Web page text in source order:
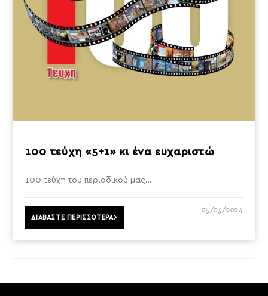
100 τεύχη «5+1» κι ένα ευχαριστώ
100 τεύχη του περιοδικού μας…
ΔΙΑΒΑΣΤΕ ΠΕΡΙΣΣΟΤΕΡΑ
05/03/2024